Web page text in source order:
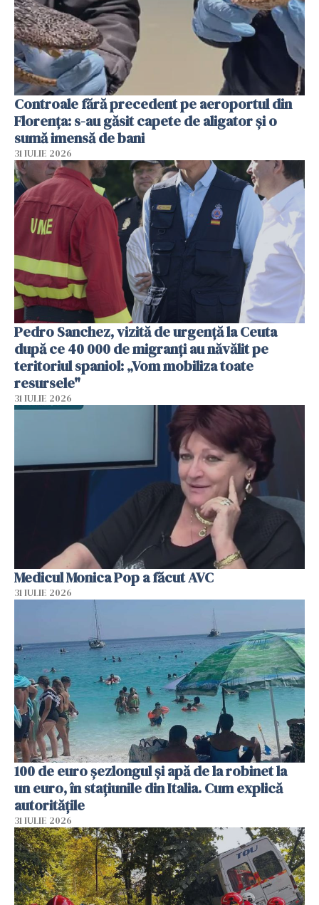
Controale fără precedent pe aeroportul din
Florența: s-au găsit capete de aligator și o
sumă imensă de bani
31 IULIE 2026
Pedro Sanchez, vizită de urgență la Ceuta
după ce 40 000 de migranți au năvălit pe
teritoriul spaniol: „Vom mobiliza toate
resursele"
31 IULIE 2026
Medicul Monica Pop a făcut AVC
31 IULIE 2026
100 de euro șezlongul și apă de la robinet la
un euro, în stațiunile din Italia. Cum explică
autoritățile
31 IULIE 2026